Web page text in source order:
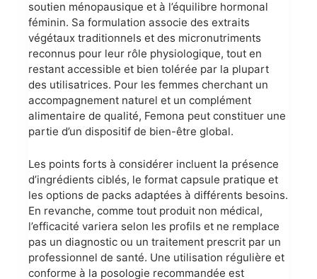
soutien ménopausique et à l’équilibre hormonal
féminin. Sa formulation associe des extraits
végétaux traditionnels et des micronutriments
reconnus pour leur rôle physiologique, tout en
restant accessible et bien tolérée par la plupart
des utilisatrices. Pour les femmes cherchant un
accompagnement naturel et un complément
alimentaire de qualité, Femona peut constituer une
partie d’un dispositif de bien-être global.
Les points forts à considérer incluent la présence
d’ingrédients ciblés, le format capsule pratique et
les options de packs adaptées à différents besoins.
En revanche, comme tout produit non médical,
l’efficacité variera selon les profils et ne remplace
pas un diagnostic ou un traitement prescrit par un
professionnel de santé. Une utilisation régulière et
conforme à la posologie recommandée est